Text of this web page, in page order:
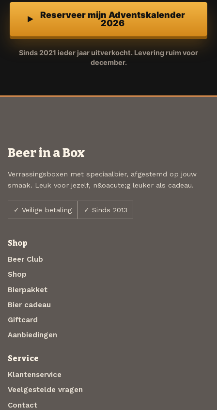
Reserveer mijn Adventskalender
2026
Sinds 2021 ieder jaar uitverkocht. Levering ruim voor
december.
Beer in a Box
Verrassingsboxen met speciaalbier, afgestemd op jouw
smaak. Leuk voor jezelf, n&oacute;g leuker als cadeau.
✓ Veilige betaling ✓ Sinds 2013
Shop
Beer Club
Shop
Bierpakket
Bier cadeau
Giftcard
Aanbiedingen
Service
Klantenservice
Veelgestelde vragen
Contact